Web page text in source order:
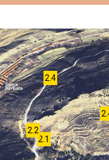
2.1
2.2
2.4